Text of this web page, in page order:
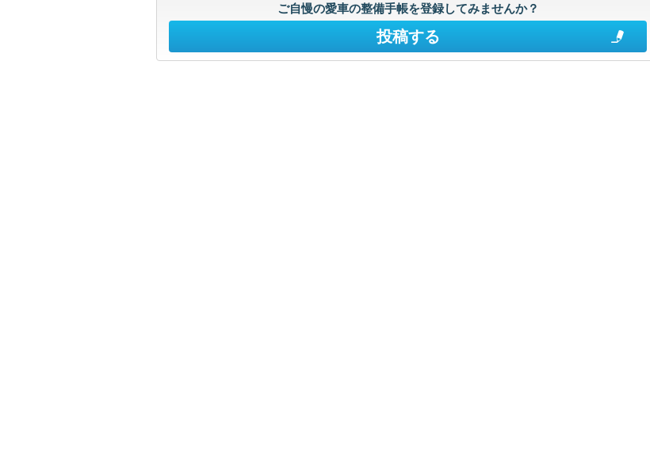
ご自慢の愛車の整備手帳を登録してみませんか？
投稿する